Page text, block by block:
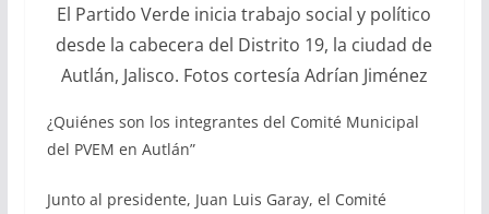
El Partido Verde inicia trabajo social y político
desde la cabecera del Distrito 19, la ciudad de
Autlán, Jalisco. Fotos cortesía Adrían Jiménez
¿Quiénes son los integrantes del Comité Municipal
del PVEM en Autlán”
Junto al presidente, Juan Luis Garay, el Comité